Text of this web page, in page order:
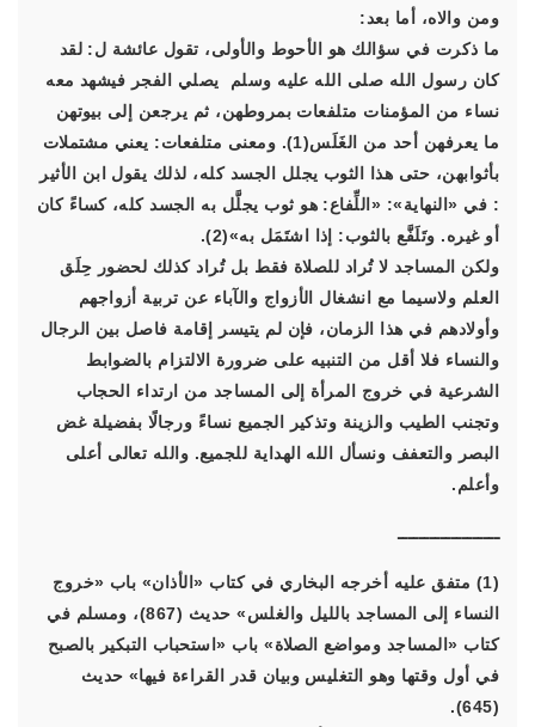
ومن والاه، أما بعد:
ما ذكرت في سؤالك هو الأحوط والأولى، تقول عائشة ل: لقد
كان رسول الله صلى الله عليه وسلم يصلي الفجر فيشهد معه
نساء من المؤمنات متلفعات بمروطهن، ثم يرجعن إلى بيوتهن
ما يعرفهن أحد من الغَلَس(1). ومعنى متلفعات: يعني مشتملات
بأثوابهن، حتى هذا الثوب يجلل الجسد كله، لذلك يقول ابن الأثير
: في «النهاية»: «اللِّفاع: هو ثوب يجلَّل به الجسد كله، كساءً كان
أو غيره. وتَلَفَّع بالثوب: إذا اشتَمَل به»(2).
ولكن المساجد لا تُراد للصلاة فقط بل تُراد كذلك لحضور حِلَق
العلم ولاسيما مع انشغال الأزواج والآباء عن تربية أزواجهم
وأولادهم في هذا الزمان، فإن لم يتيسر إقامة فاصل بين الرجال
والنساء فلا أقل من التنبيه على ضرورة الالتزام بالضوابط
الشرعية في خروج المرأة إلى المساجد من ارتداء الحجاب
وتجنب الطيب والزينة وتذكير الجميع نساءً ورجالًا بفضيلة غض
البصر والتعفف ونسأل الله الهداية للجميع. والله تعالى أعلى
وأعلم.
ـــــــــــــــــــ
(1) متفق عليه أخرجه البخاري في كتاب «الأذان» باب «خروج
النساء إلى المساجد بالليل والغلس» حديث (867)، ومسلم في
كتاب «المساجد ومواضع الصلاة» باب «استحباب التبكير بالصبح
في أول وقتها وهو التغليس وبيان قدر القراءة فيها» حديث
(645).